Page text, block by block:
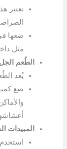
تعتبر
ضعها
مثل
الطُعم
يُعد
ضع
المبيدات